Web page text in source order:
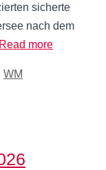
sicherte
nach dem
Read more
WM